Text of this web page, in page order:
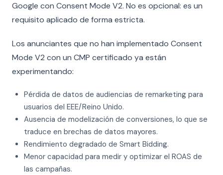
Google con Consent Mode V2. No es opcional: es un
requisito aplicado de forma estricta.
Los anunciantes que no han implementado Consent
Mode V2 con un CMP certificado ya están
experimentando:
Pérdida de datos de audiencias de remarketing para
usuarios del EEE/Reino Unido.
Ausencia de modelización de conversiones, lo que se
traduce en brechas de datos mayores.
Rendimiento degradado de Smart Bidding.
Menor capacidad para medir y optimizar el ROAS de
las campañas.